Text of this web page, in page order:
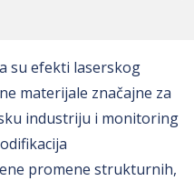
su efekti laserskog
materijale značajne za
industriju i monitoring
promene strukturnih,